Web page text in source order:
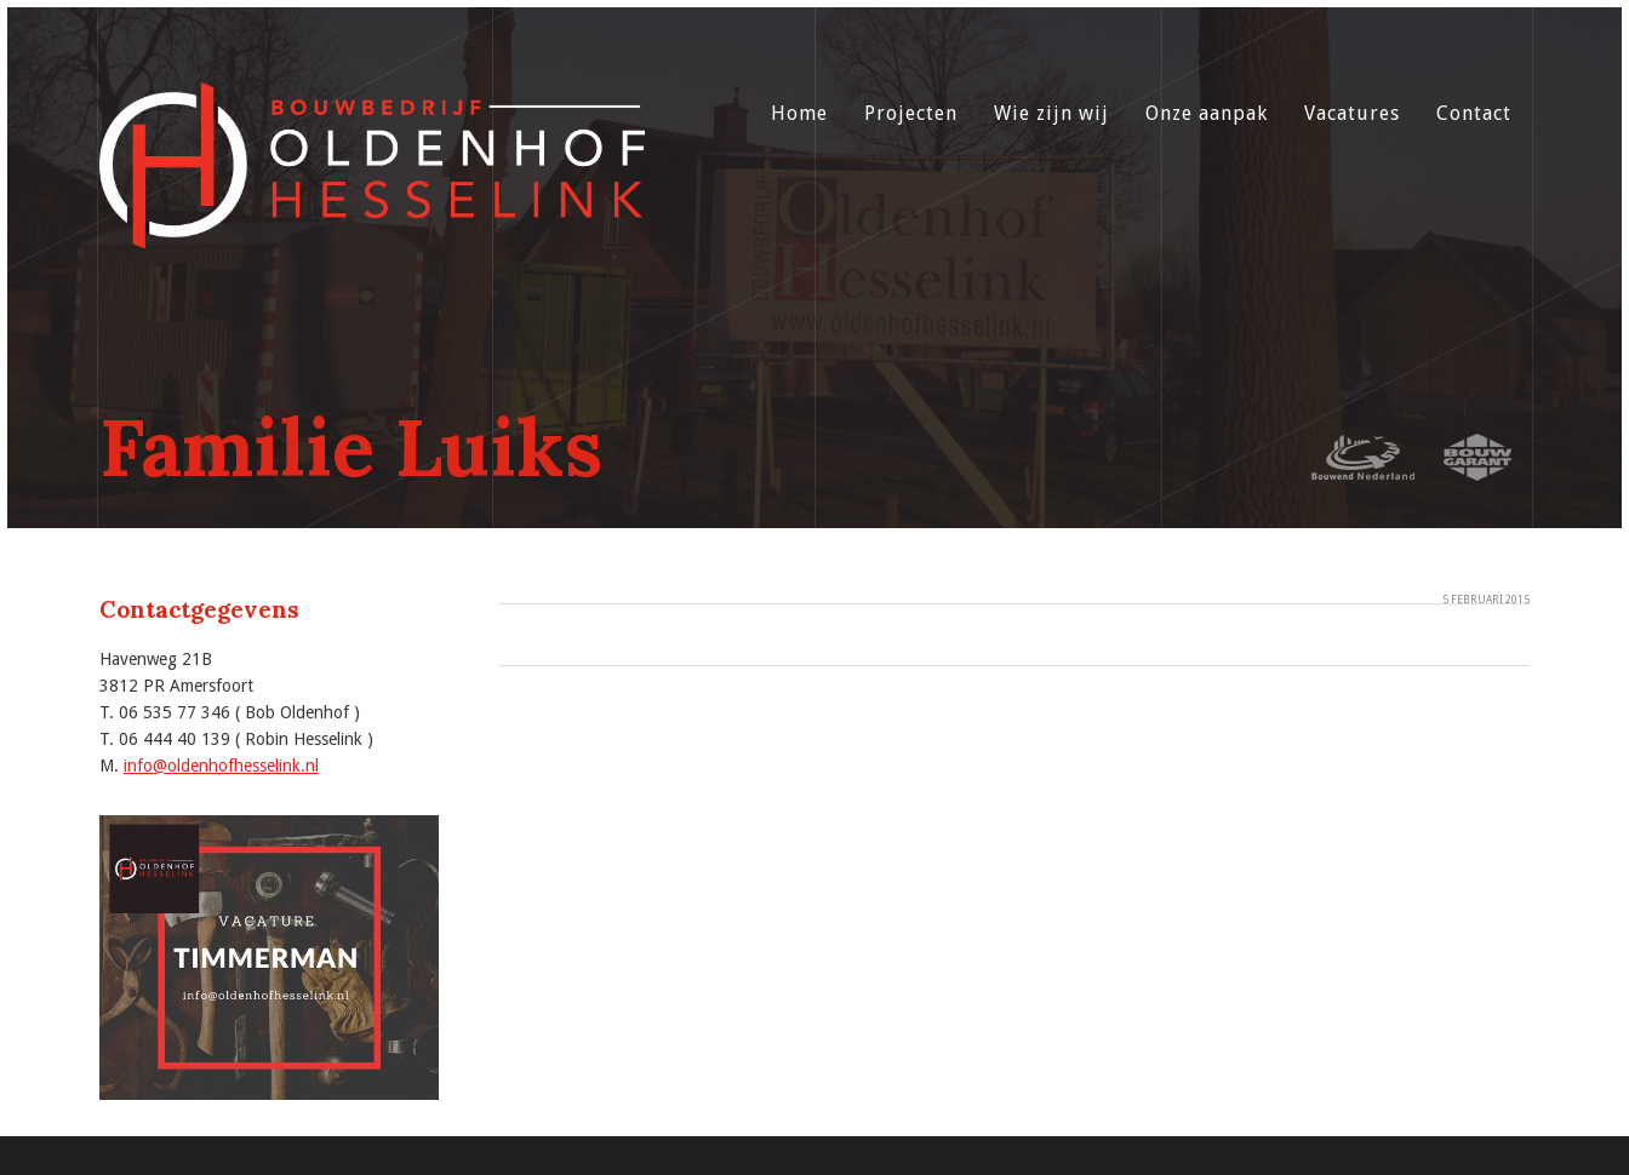
Home Projecten Wie zijn wij Onze aanpak Vacatures Contact
Familie Luiks
5 FEBRUARI 2015
Contactgegevens
Havenweg 21B
3812 PR Amersfoort
T. 06 535 77 346 ( Bob Oldenhof )
T. 06 444 40 139 ( Robin Hesselink )
M. info@oldenhofhesselink.nl